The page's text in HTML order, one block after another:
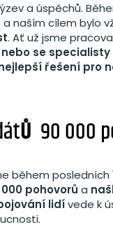
a úspěchů.
naším cílem bylo
. Ať už jsme
se
řešení pro
Ů 90 000
během posledních
pohovorů a
lidívede k